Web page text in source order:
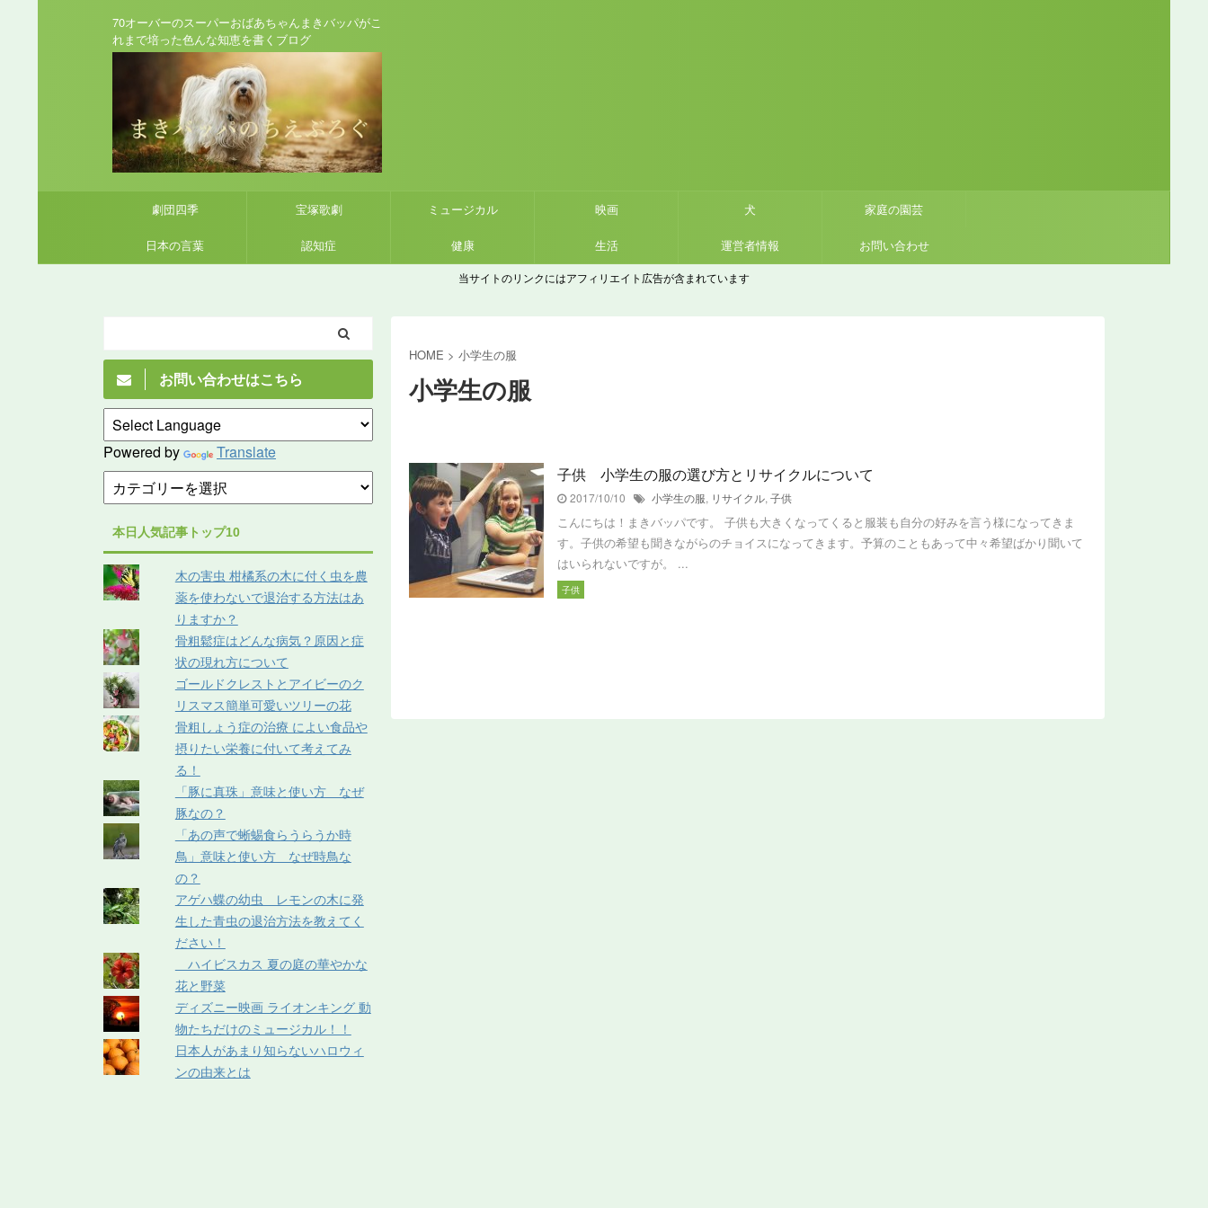
70オーバーのスーパーおばあちゃんまきバッパがこ
れまで培った色んな知恵を書くブログ
劇団四季 宝塚歌劇 ミュージカル 映画 犬 家庭の園芸
日本の言葉 認知症 健康 生活 運営者情報 お問い合わせ
当サイトのリンクにはアフィリエイト広告が含まれています
HOME > 小学生の服
小学生の服
子供 小学生の服の選び方とリサイクルについて
2017/10/10 小学生の服, リサイクル, 子供
こんにちは！まきバッパです。 子供も大きくなってくると服装も自分の好みを言う様になってきま
す。子供の希望も聞きながらのチョイスになってきます。予算のこともあって中々希望ばかり聞いて
はいられないですが。 ...
子供
お問い合わせはこちら
Powered by Translate
本日人気記事トップ10
木の害虫 柑橘系の木に付く虫を農
薬を使わないで退治する方法はあ
りますか？
骨粗鬆症はどんな病気？原因と症
状の現れ方について
ゴールドクレストとアイビーのク
リスマス簡単可愛いツリーの花
骨粗しょう症の治療 によい食品や
摂りたい栄養に付いて考えてみ
る！
「豚に真珠」意味と使い方 なぜ
豚なの？
「あの声で蜥蜴食らうらうか時
鳥」意味と使い方 なぜ時鳥な
の？
アゲハ蝶の幼虫 レモンの木に発
生した青虫の退治方法を教えてく
ださい！
ハイビスカス 夏の庭の華やかな
花と野菜
ディズニー映画 ライオンキング 動
物たちだけのミュージカル！！
日本人があまり知らないハロウィ
ンの由来とは